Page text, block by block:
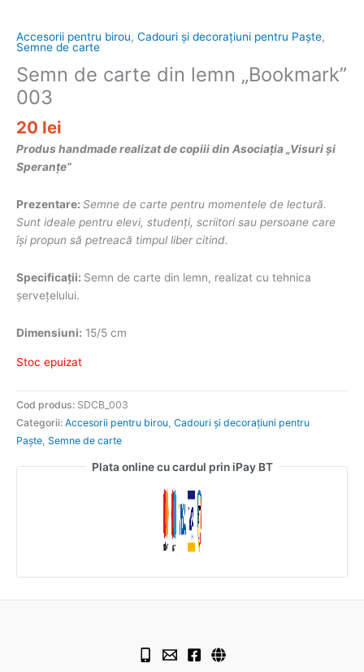
Accesorii pentru birou, Cadouri și decorațiuni pentru Paște,
Semne de carte
Semn de carte din lemn „Bookmark”
003
20 lei
Produs handmade realizat de copiii din Asociația „Visuri și
Speranțe”
Prezentare: Semne de carte pentru momentele de lectură.
Sunt ideale pentru elevi, studenți, scriitori sau persoane care
își propun să petreacă timpul liber citind.
Specificații: Semn de carte din lemn, realizat cu tehnica
șervețelului.
Dimensiuni: 15/5 cm
Stoc epuizat
Cod produs: SDCB_003
Categorii: Accesorii pentru birou Cadouri și decorațiuni pentru
Paște Semne de carte
Plata online cu cardul prin iPay BT